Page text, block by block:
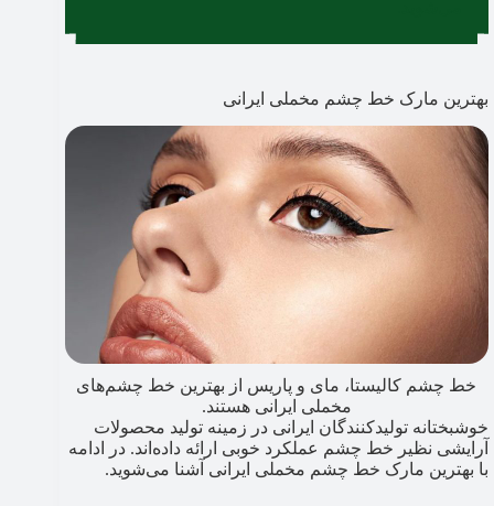
بهترین مارک خط چشم مخملی ایرانی
خط چشم کالیستا، مای و پاریس از بهترین خط چشم‌های
مخملی ایرانی هستند.
خوشبختانه تولیدکنندگان ایرانی در زمینه تولید محصولات
آرایشی نظیر خط چشم عملکرد خوبی ارائه داده‌اند. در ادامه
با بهترین مارک خط چشم مخملی ایرانی آشنا می‌شوید.